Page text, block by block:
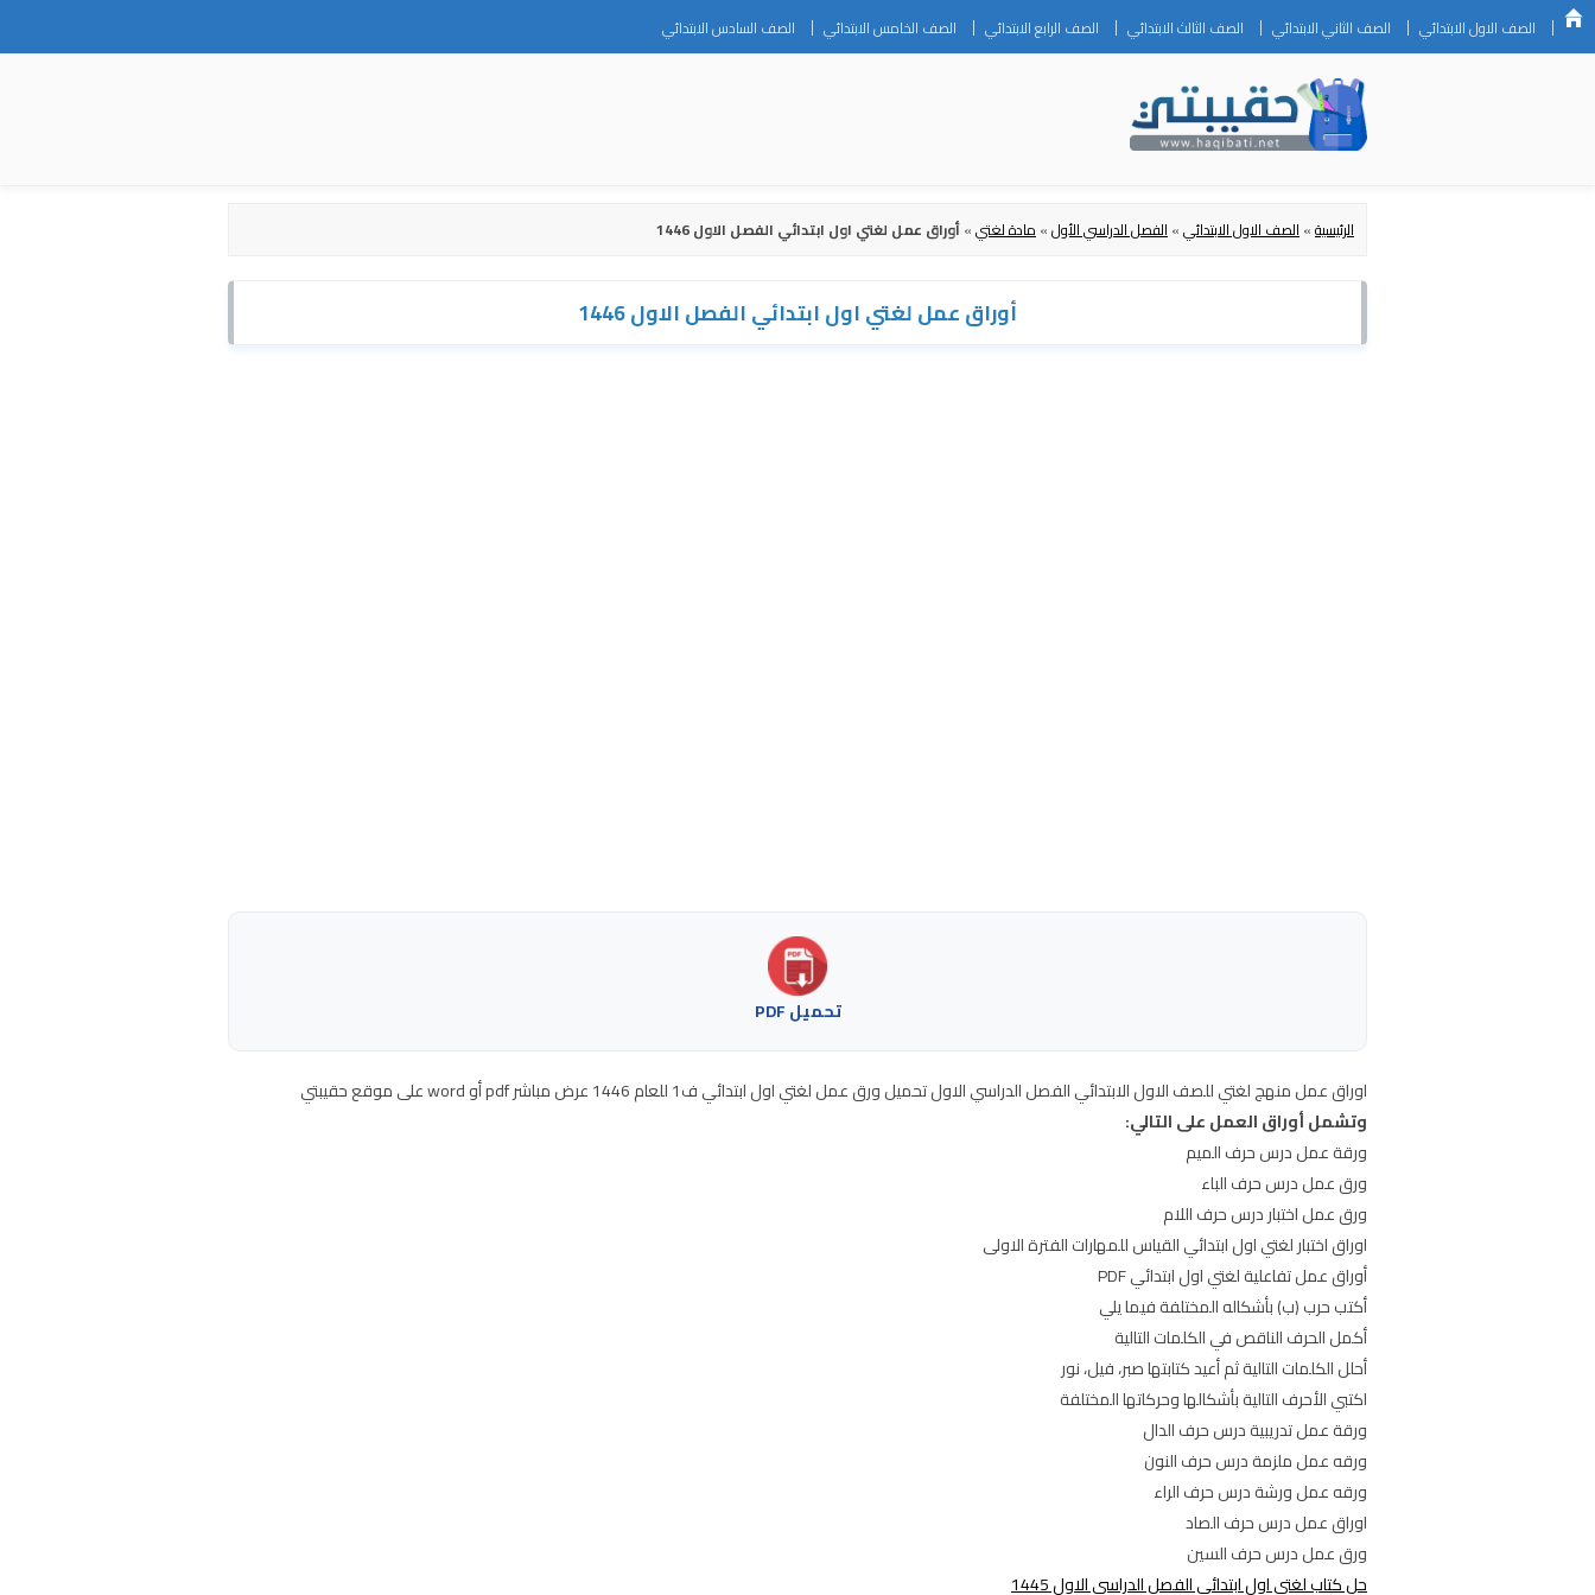
Skip
to
الصف الاول الابتدائي الصف الثاني الابتدائي الصف الثالث الابتدائي الصف الرابع الابتدائي الصف الخامس الابتدائي الصف السادس الابتدائي
الرئيسية»الصف الاول الابتدائي»الفصل الدراسي الأول»مادة لغتي»أوراق عمل لغتي اول ابتدائي الفصل الاول 1446
أوراق عمل لغتي اول ابتدائي الفصل الاول 1446
تحميل PDF
اوراق عمل منهج لغتي للصف الاول الابتدائي الفصل الدراسي الاول تحميل ورق عمل لغتي اول ابتدائي ف1 للعام 1446 عرض مباشر pdf أو word على موقع حقيبتي
وتشمل أوراق العمل على التالي:
ورقة عمل درس حرف الميم
ورق عمل درس حرف الباء
ورق عمل اختبار درس حرف اللام
اوراق اختبار لغتي اول ابتدائي القياس للمهارات الفترة الاولى
أوراق عمل تفاعلية لغتي اول ابتدائي PDF
أكتب حرب (ب) بأشكاله المختلفة فيما يلي
أكمل الحرف الناقص في الكلمات التالية
أحلل الكلمات التالية ثم أعيد كتابتها صبر، فيل، نور
اكتبي الأحرف التالية بأشكالها وحركاتها المختلفة
ورقة عمل تدريبية درس حرف الدال
ورقه عمل ملزمة درس حرف النون
ورقه عمل ورشة درس حرف الراء
اوراق عمل درس حرف الصاد
ورق عمل درس حرف السين
حل كتاب لغتي اول ابتدائي الفصل الدراسي الاول 1445